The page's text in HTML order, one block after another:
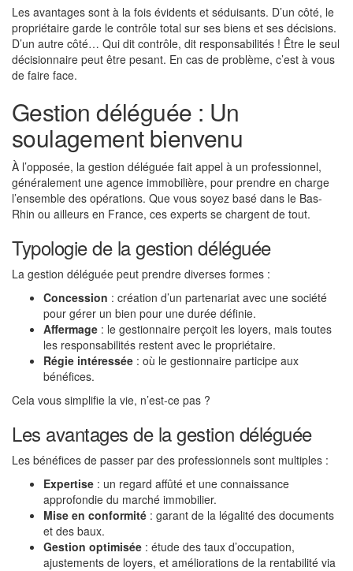
Les avantages sont à la fois évidents et séduisants. D’un côté, le
propriétaire garde le contrôle total sur ses biens et ses décisions.
D’un autre côté… Qui dit contrôle, dit responsabilités ! Être le seul
décisionnaire peut être pesant. En cas de problème, c’est à vous
de faire face.
Gestion déléguée : Un
soulagement bienvenu
À l’opposée, la gestion déléguée fait appel à un professionnel,
généralement une agence immobilière, pour prendre en charge
l’ensemble des opérations. Que vous soyez basé dans le Bas-
Rhin ou ailleurs en France, ces experts se chargent de tout.
Typologie de la gestion déléguée
La gestion déléguée peut prendre diverses formes :
Concession : création d’un partenariat avec une société
pour gérer un bien pour une durée définie.
Affermage : le gestionnaire perçoit les loyers, mais toutes
les responsabilités restent avec le propriétaire.
Régie intéressée : où le gestionnaire participe aux
bénéfices.
Cela vous simplifie la vie, n’est-ce pas ?
Les avantages de la gestion déléguée
Les bénéfices de passer par des professionnels sont multiples :
Expertise : un regard affûté et une connaissance
approfondie du marché immobilier.
Mise en conformité : garant de la légalité des documents
et des baux.
Gestion optimisée : étude des taux d’occupation,
ajustements de loyers, et améliorations de la rentabilité via